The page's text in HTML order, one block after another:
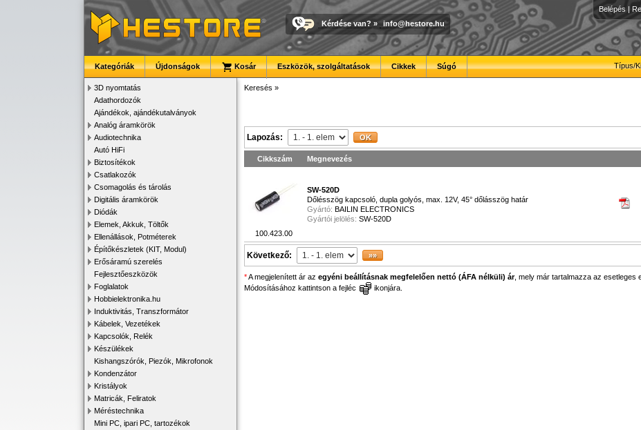
Belépés |
Kérdése van? » info@hestore.hu
Típus/
Kategóriák Újdonságok Kosár Eszközök, szolgáltatások Cikkek Súgó
3D nyomtatás
Adathordozók
Ajándékok, ajándékutalványok
Analóg áramkörök
Audiotechnika
Autó HiFi
Biztosítékok
Csatlakozók
Csomagolás és tárolás
Digitális áramkörök
Diódák
Elemek, Akkuk, Töltők
Ellenállások, Potméterek
Építőkészletek (KIT, Modul)
Erősáramú szerelés
Fejlesztőeszközök
Foglalatok
Hobbielektronika.hu
Induktivitás, Transzformátor
Kábelek, Vezetékek
Kapcsolók, Relék
Készülékek
Kishangszórók, Piezók, Mikrofonok
Kondenzátor
Kristályok
Matricák, Feliratok
Méréstechnika
Mini PC, ipari PC, tartozékok
Keresés »
Lapozás:
Cikkszám Megnevezés
100.423.00
SW-520D
Dőlésszög kapcsoló, dupla golyós, max. 12V, 45° dőlásszög határ
Gyártó: BAILIN ELECTRONICS
Gyártói jelölés: SW-520D
Következő:
*A megjelenített ár az egyéni beállításnak megfelelően nettó (ÁFA nélküli) ár, mely már tartalmazza az esetleges
Módosításához kattintson a fejléc
ikonjára.